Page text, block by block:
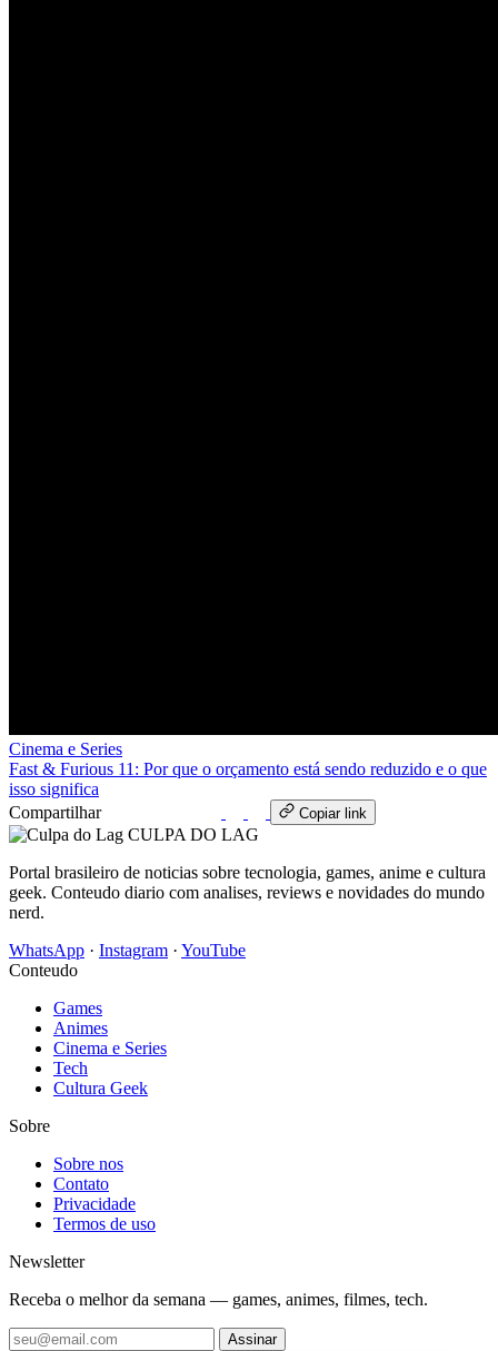
Cinema e Series
Fast & Furious 11: Por que o orçamento está sendo reduzido e o que
isso significa
Compartilhar
Copiar link
CULPA DO LAG
Portal brasileiro de noticias sobre tecnologia, games, anime e cultura
geek. Conteudo diario com analises, reviews e novidades do mundo
nerd.
WhatsApp · Instagram · YouTube
Conteudo
Games
Animes
Cinema e Series
Tech
Cultura Geek
Sobre
Sobre nos
Contato
Privacidade
Termos de uso
Newsletter
Receba o melhor da semana — games, animes, filmes, tech.
Assinar